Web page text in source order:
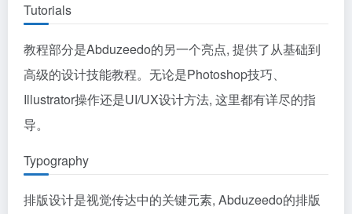
Tutorials
教程部分是Abduzeedo的另一个亮点, 提供了从基础到
高级的设计技能教程。无论是Photoshop技巧、
Illustrator操作还是UI/UX设计方法, 这里都有详尽的指
导。
Typography
排版设计是视觉传达中的关键元素, Abduzeedo的排版